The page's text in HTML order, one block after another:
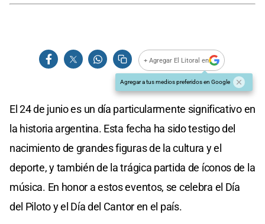
+ Agregar El Litoral en
Agregar a tus medios preferidos en Google
El 24 de junio es un día particularmente significativo en
la historia argentina. Esta fecha ha sido testigo del
nacimiento de grandes figuras de la cultura y el
deporte, y también de la trágica partida de íconos de la
música. En honor a estos eventos, se celebra el Día
del Piloto y el Día del Cantor en el país.